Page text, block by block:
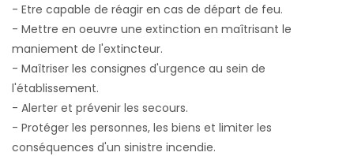
- Etre capable de réagir en cas de départ de feu.
- Mettre en oeuvre une extinction en maîtrisant le
maniement de l'extincteur.
- Maîtriser les consignes d'urgence au sein de
l'établissement.
- Alerter et prévenir les secours.
- Protéger les personnes, les biens et limiter les
conséquences d'un sinistre incendie.